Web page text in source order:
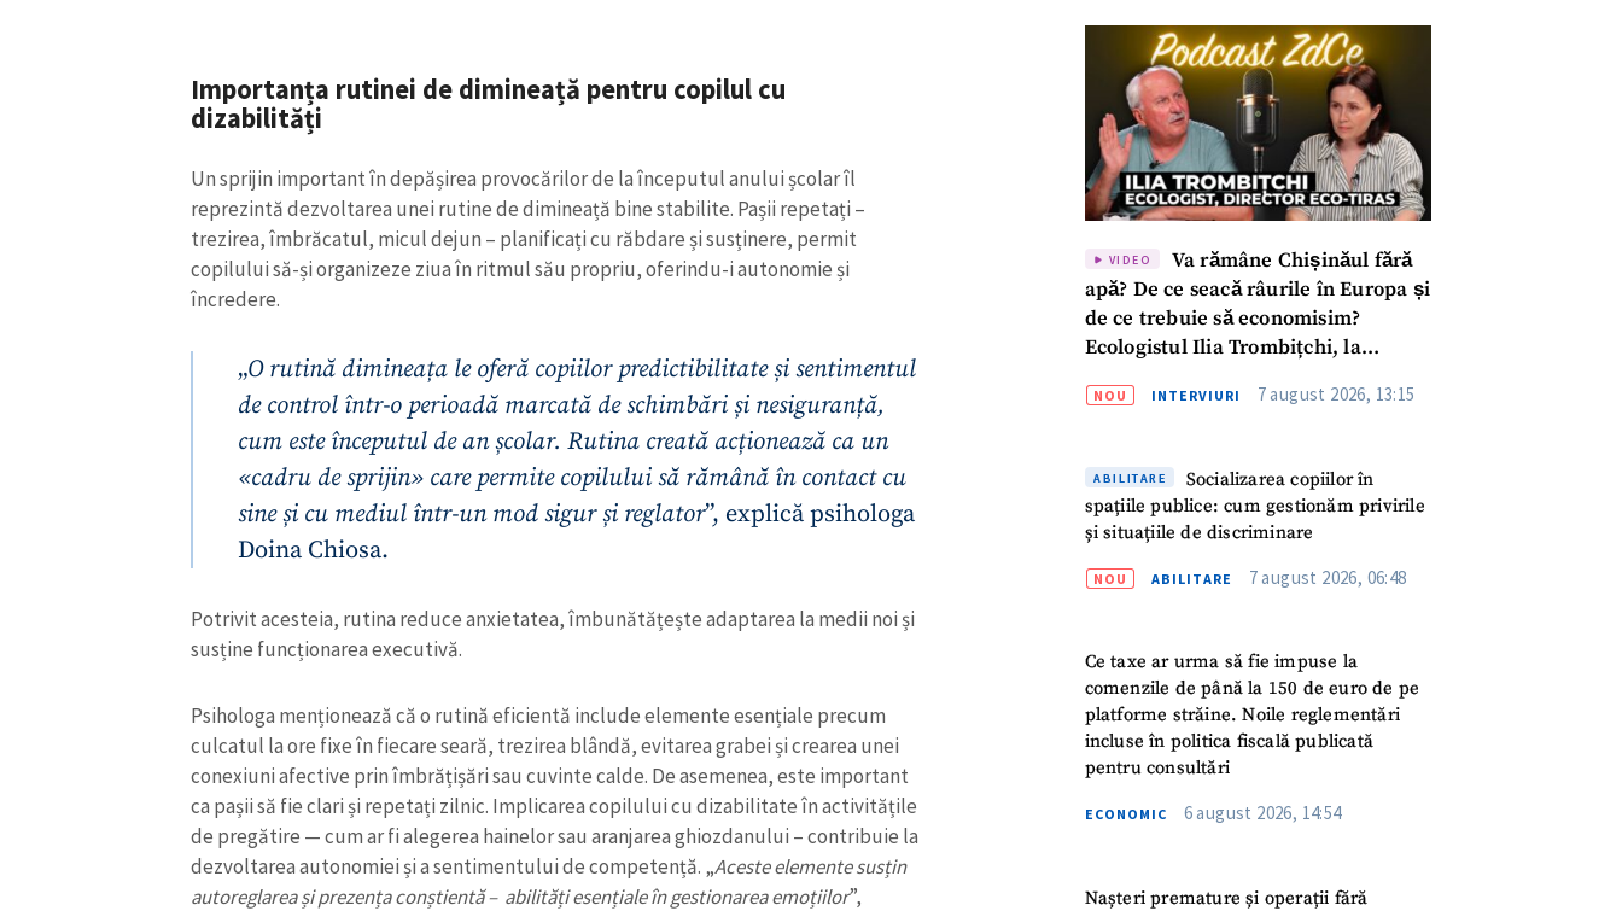
Importanța rutinei de dimineață pentru copilul cu
dizabilități
Un sprijin important în depășirea provocărilor de la începutul anului școlar îl
reprezintă dezvoltarea unei rutine de dimineață bine stabilite. Pașii repetați –
trezirea, îmbrăcatul, micul dejun – planificați cu răbdare și susținere, permit
copilului să-și organizeze ziua în ritmul său propriu, oferindu-i autonomie și
încredere.
„O rutină dimineața le oferă copiilor predictibilitate și sentimentul
de control într-o perioadă marcată de schimbări și nesiguranță,
cum este începutul de an școlar. Rutina creată acționează ca un
«cadru de sprijin» care permite copilului să rămână în contact cu
sine și cu mediul într-un mod sigur și reglator”, explică psihologa
Doina Chiosa.
Potrivit acesteia, rutina reduce anxietatea, îmbunătățește adaptarea la medii noi și
susține funcționarea executivă.
Psihologa menționează că o rutină eficientă include elemente esențiale precum
culcatul la ore fixe în fiecare seară, trezirea blândă, evitarea grabei și crearea unei
conexiuni afective prin îmbrățișări sau cuvinte calde. De asemenea, este important
ca pașii să fie clari și repetați zilnic. Implicarea copilului cu dizabilitate în activitățile
de pregătire — cum ar fi alegerea hainelor sau aranjarea ghiozdanului – contribuie la
dezvoltarea autonomiei și a sentimentului de competență. „Aceste elemente susțin
autoreglarea și prezența conștientă – abilități esențiale în gestionarea emoțiilor”,
VIDEO
Va rămâne Chișinăul fără
apă? De ce seacă râurile în Europa și
de ce trebuie să economisim?
Ecologistul Ilia Trombițchi, la
NOU INTERVIURI 7 august 2026, 13:15
ABILITARE
Socializarea copiilor în
spațiile publice: cum gestionăm privirile
și situațiile de discriminare
NOU ABILITARE 7 august 2026, 06:48
Ce taxe ar urma să fie impuse la
comenzile de până la 150 de euro de pe
platforme străine. Noile reglementări
incluse în politica fiscală publicată
pentru consultări
ECONOMIC 6 august 2026, 14:54
Nașteri premature și operații fără
Titlu știre + Adaugă titlu
Link media + Link media
Mesajul știrei + Mesajul știrei
+ Numele meu
+ Emailul meu